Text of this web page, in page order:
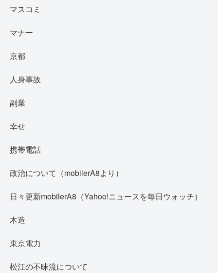
マスコミ
マナー
京都
人身事故
副業
幸せ
携帯電話
政治について（mobilerA8より）
日々更新mobilerA8（Yahoo!ニュースを毎日ウォッチ）
木造
東京電力
松江の不昧流について